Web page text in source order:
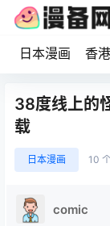
日本漫画 香
38度线上的
载
日本漫画 10
comic